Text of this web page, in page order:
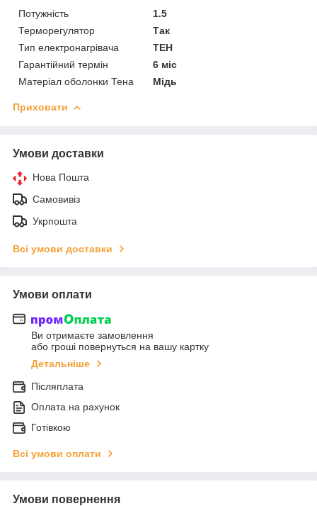
Потужність
1.5
Терморегулятор
Так
Тип електронагрівача
ТЕН
Гарантійний термін
6 міс
Матеріал оболонки Тена
Мідь
Приховати
Умови доставки
Нова Пошта
Самовивіз
Укрпошта
Всі умови доставки
Умови оплати
Ви отримаєте замовлення
або гроші повернуться на вашу картку
Детальніше
Післяплата
Оплата на рахунок
Готівкою
Всі умови оплати
Умови повернення